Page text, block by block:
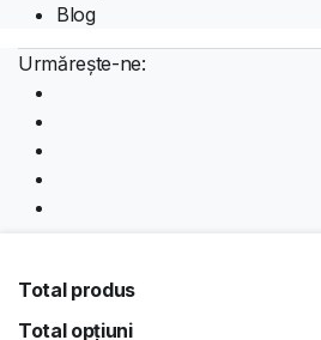
Total produs
Total opțiuni
Blog
Urmărește-ne: